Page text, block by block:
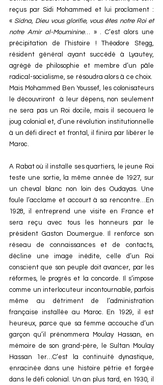
reçus par Sidi Mohammed et lui proclament :
« Sidna, Dieu vous glorifie, vous êtes notre Roi et
notre Amir al-Mouminine… » . C’est alors une
précipitation de l’histoire ! Théodore Stegg,
résident général ayant succédé à Lyautey,
agrégé de philosophie et membre d’un pâle
radical-socialisme, se résoudra alors à ce choix.
Mais Mohammed Ben Youssef, les colonisateurs
le découvriront  à leur dépens, non seulement
ne sera pas un Roi docile, mais il secouera le
joug colonial et, d’une révolution institutionnelle
à un défi direct et frontal, il finira par libérer le
Maroc.
A Rabat où il installe ses quartiers, le jeune Roi
teste une sortie, la même année de 1927, sur
un cheval blanc non loin des Oudayas. Une
foule l’acclame et accourt à sa rencontre…En
1928, il entreprend une visite en France et
sera reçu avec tous les honneurs par le
président Gaston Doumergue. Il renforce son
réseau de connaissances et de contacts,
décline une image inédite, celle d’un Roi
conscient que son peuple doit avancer, par les
réformes, le progrès et la concorde. Il s’impose
comme un interlocuteur incontournable, parfois
même au détriment de l’administration
française installée au Maroc. En 1929, il est
heureux, parce que sa femme accouche d’un
garçon qu’il prénommera Moulay Hassan, en
mémoire de son grand-père, le Sultan Moulay
Hassan 1er…C’est la continuité dynastique,
enracinée dans une histoire pétrie et forgée
dans le défi colonial. Un an plus tard, en 1930, il